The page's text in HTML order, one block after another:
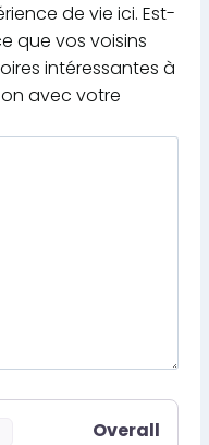
de vie ici. Est-
que vos voisins
intéressantes à
avec votre
Overall